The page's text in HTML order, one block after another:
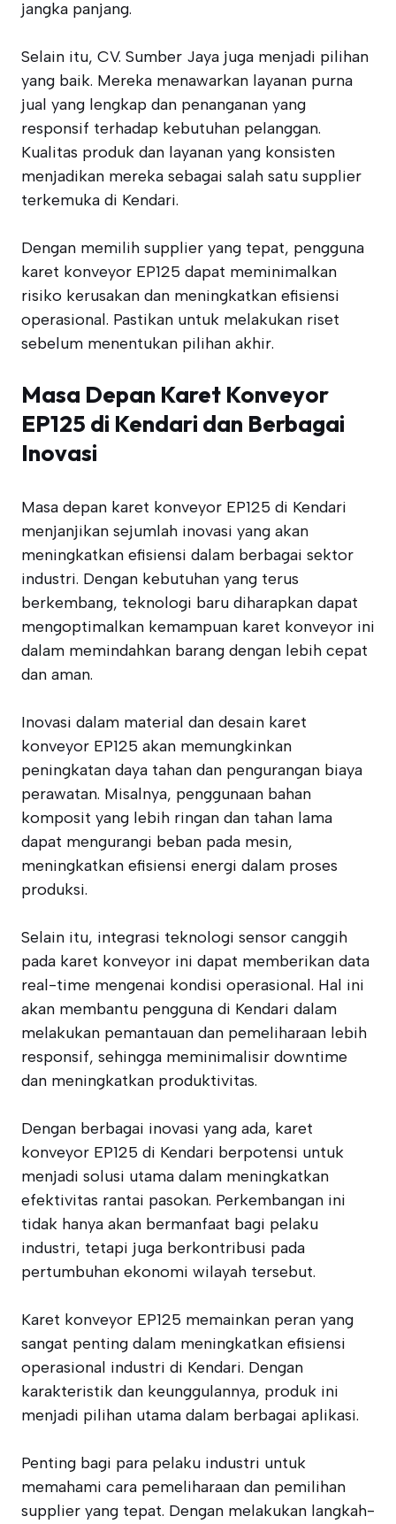
jangka panjang.
Selain itu, CV. Sumber Jaya juga menjadi pilihan
yang baik. Mereka menawarkan layanan purna
jual yang lengkap dan penanganan yang
responsif terhadap kebutuhan pelanggan.
Kualitas produk dan layanan yang konsisten
menjadikan mereka sebagai salah satu supplier
terkemuka di Kendari.
Dengan memilih supplier yang tepat, pengguna
karet konveyor EP125 dapat meminimalkan
risiko kerusakan dan meningkatkan efisiensi
operasional. Pastikan untuk melakukan riset
sebelum menentukan pilihan akhir.
Masa Depan Karet Konveyor
EP125 di Kendari dan Berbagai
Inovasi
Masa depan karet konveyor EP125 di Kendari
menjanjikan sejumlah inovasi yang akan
meningkatkan efisiensi dalam berbagai sektor
industri. Dengan kebutuhan yang terus
berkembang, teknologi baru diharapkan dapat
mengoptimalkan kemampuan karet konveyor ini
dalam memindahkan barang dengan lebih cepat
dan aman.
Inovasi dalam material dan desain karet
konveyor EP125 akan memungkinkan
peningkatan daya tahan dan pengurangan biaya
perawatan. Misalnya, penggunaan bahan
komposit yang lebih ringan dan tahan lama
dapat mengurangi beban pada mesin,
meningkatkan efisiensi energi dalam proses
produksi.
Selain itu, integrasi teknologi sensor canggih
pada karet konveyor ini dapat memberikan data
real-time mengenai kondisi operasional. Hal ini
akan membantu pengguna di Kendari dalam
melakukan pemantauan dan pemeliharaan lebih
responsif, sehingga meminimalisir downtime
dan meningkatkan produktivitas.
Dengan berbagai inovasi yang ada, karet
konveyor EP125 di Kendari berpotensi untuk
menjadi solusi utama dalam meningkatkan
efektivitas rantai pasokan. Perkembangan ini
tidak hanya akan bermanfaat bagi pelaku
industri, tetapi juga berkontribusi pada
pertumbuhan ekonomi wilayah tersebut.
Karet konveyor EP125 memainkan peran yang
sangat penting dalam meningkatkan efisiensi
operasional industri di Kendari. Dengan
karakteristik dan keunggulannya, produk ini
menjadi pilihan utama dalam berbagai aplikasi.
Penting bagi para pelaku industri untuk
memahami cara pemeliharaan dan pemilihan
supplier yang tepat. Dengan melakukan langkah-